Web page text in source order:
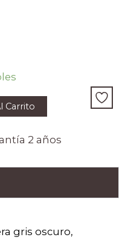
Carrito
2 años
gris oscuro,